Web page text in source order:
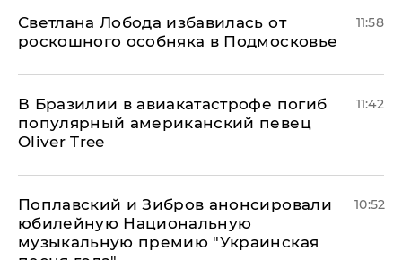
Светлана Лобода избавилась от
роскошного особняка в Подмосковье
11:58
В Бразилии в авиакатастрофе погиб
популярный американский певец
Oliver Tree
11:42
Поплавский и Зибров анонсировали
юбилейную Национальную
музыкальную премию "Украинская
10:52